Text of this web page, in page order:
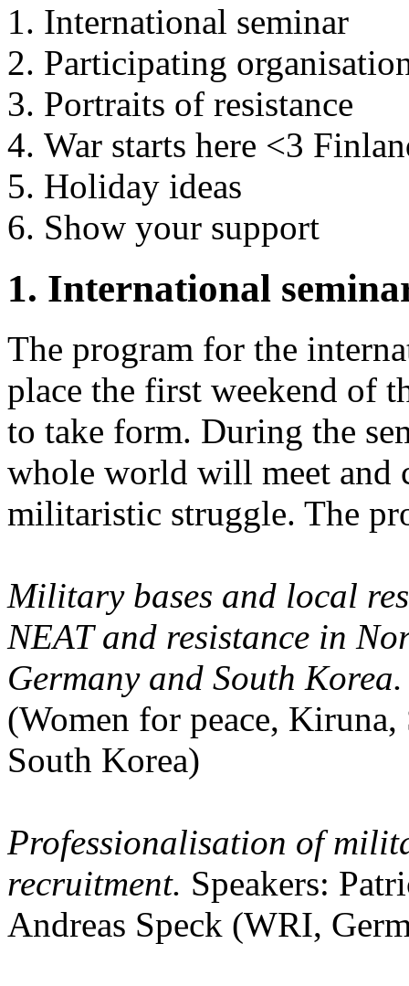
International seminar
Participating
Portraits of resistance
War starts here <3
Holiday ideas
Show your support
1. International
The program for the
place the first weekend of
to take form. During the
whole world will meet and
militaristic struggle. The
Military bases and local
NEAT and resistance in
Germany and South
(Women for peace,
South Korea)
Professionalisation of
recruitment. Speakers:
Andreas Speck (WRI,